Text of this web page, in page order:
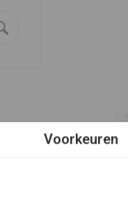
Voorkeuren